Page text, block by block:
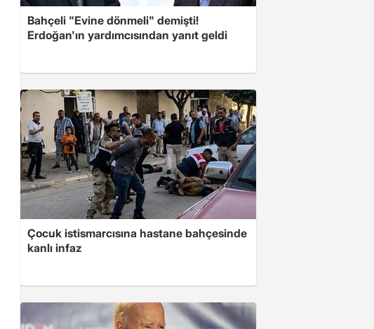
Bahçeli "Evine dönmeli" demişti!
Erdoğan'ın yardımcısından yanıt geldi
Çocuk istismarcısına hastane bahçesinde
kanlı infaz